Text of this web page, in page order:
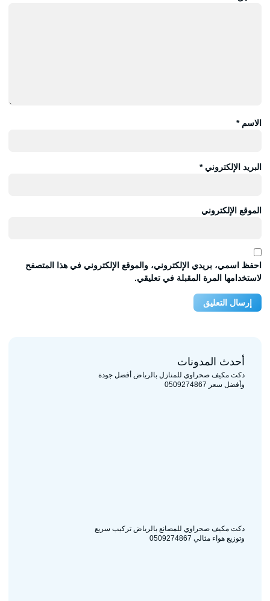
الاسم*
البريد الإلكتروني*
الموقع الإلكتروني
احفظ اسمي، بريدي الإلكتروني، والموقع الإلكتروني في هذا المتصفح
لاستخدامها المرة المقبلة في تعليقي.
أحدث المدونات
دكت مكيف صحراوي للمنازل بالرياض أفضل جودة
وأفضل سعر 0509274867
دكت مكيف صحراوي للمصانع بالرياض تركيب سريع
وتوزيع هواء مثالي 0509274867